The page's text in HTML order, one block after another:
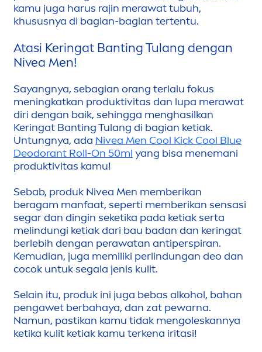
kamu juga harus rajin merawat tubuh,
khususnya di bagian-bagian tertentu.
Atasi Keringat Banting Tulang dengan
Nivea Men!
Sayangnya, sebagian orang terlalu fokus
meningkatkan produktivitas dan lupa merawat
diri dengan baik, sehingga menghasilkan
Keringat Banting Tulang di bagian ketiak.
Untungnya, ada Nivea Men Cool Kick Cool Blue
Deodorant Roll-On 50ml yang bisa menemani
produktivitas kamu!
Sebab, produk Nivea Men memberikan
beragam manfaat, seperti memberikan sensasi
segar dan dingin seketika pada ketiak serta
melindungi ketiak dari bau badan dan keringat
berlebih dengan perawatan antiperspiran.
Kemudian, juga memiliki perlindungan deo dan
cocok untuk segala jenis kulit.
Selain itu, produk ini juga bebas alkohol, bahan
pengawet berbahaya, dan zat pewarna.
Namun, pastikan kamu tidak mengoleskannya
ketika kulit ketiak kamu terkena iritasi!